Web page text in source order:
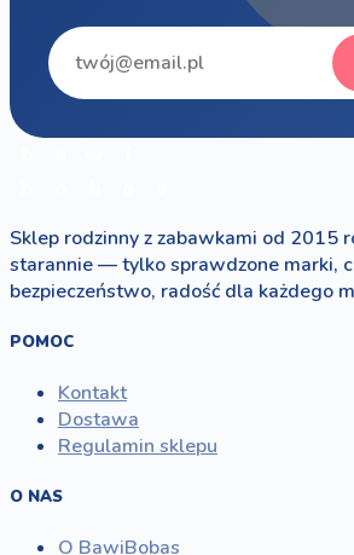
Sklep rodzinny z zabawkami od 2015
starannie — tylko sprawdzone marki,
bezpieczeństwo, radość dla każdego
POMOC
Kontakt
Dostawa
Regulamin sklepu
O NAS
O BawiBobas